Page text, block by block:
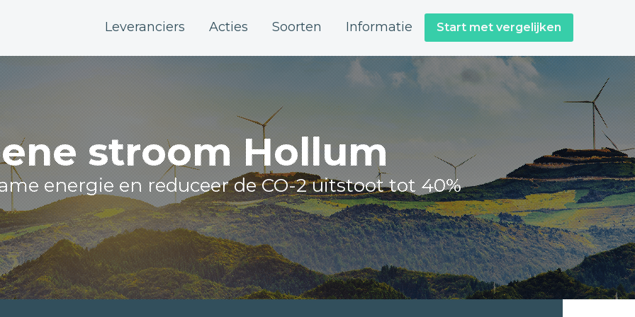
Leveranciers Acties Soorten Informatie Start met vergelijken
stroom Hollum
energie en reduceer de CO-2 uitstoot tot 40%